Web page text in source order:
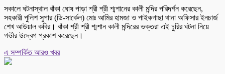
সকালে ঘটনাস্থাল বাঁকা ঘোষ পাড়া শ্রী শ্রী শ্মশানের কালী মন্দির পরিদর্শন করেছেন,
সহকারী পুলিশ সুপার (ডি-সার্কেল) মোঃ আমির হামজা ও পাইকগাছা থানা অফিসার ইনচার্জ
শেখ আউয়াল কবির। বাঁকা শ্রী শ্রী শ্মশান কালী মন্দিরের ভক্তরা এই চুরির ঘটনা নিয়ে
গভীর উদ্বেগ প্রকাশ করেছেন।
এ সম্পর্কিত আরও খবর